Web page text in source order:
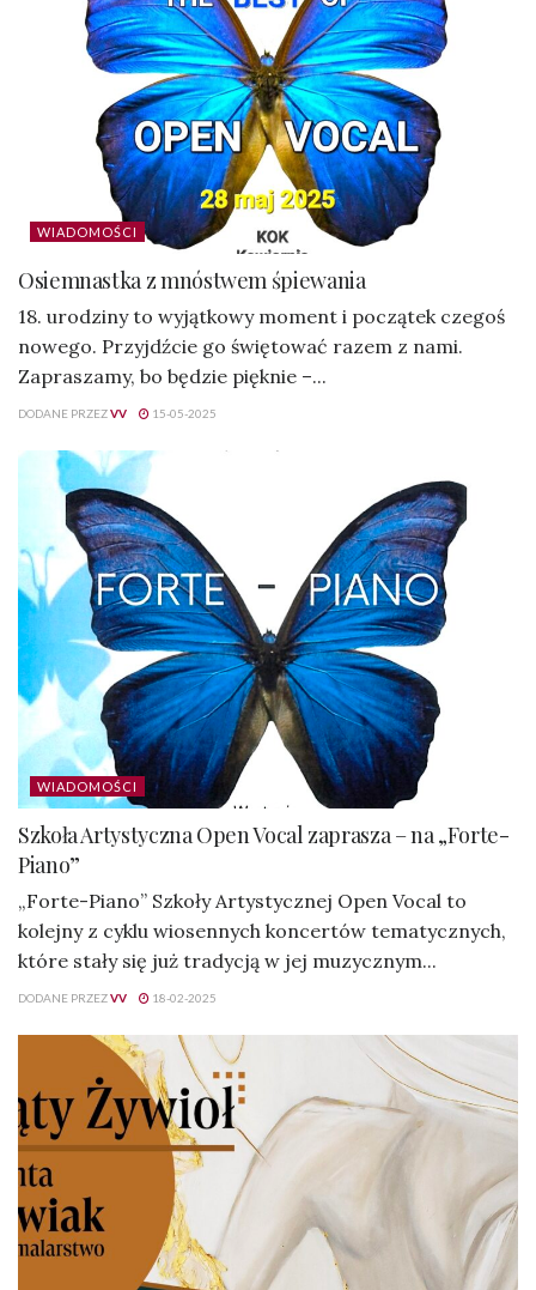
WIADOMOŚCI
Osiemnastka z mnóstwem śpiewania
18. urodziny to wyjątkowy moment i początek czegoś
nowego. Przyjdźcie go świętować razem z nami.
Zapraszamy, bo będzie pięknie –...
DODANE PRZEZVV 15-05-2025
WIADOMOŚCI
Szkoła Artystyczna Open Vocal zaprasza – na „Forte-
Piano”
„Forte-Piano” Szkoły Artystycznej Open Vocal to
kolejny z cyklu wiosennych koncertów tematycznych,
które stały się już tradycją w jej muzycznym...
DODANE PRZEZVV 18-02-2025